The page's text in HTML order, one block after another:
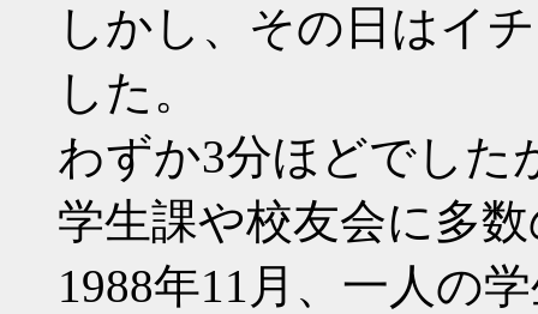
しかし、その日はイ
した。
わずか3分ほどでした
学生課や校友会に多
1988年11月、一人の